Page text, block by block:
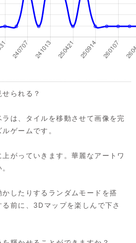
られる？
は、タイルを移動させて画像を完
ゲームです。
がっていきます。華麗なアートワ
したりするランダムモードを搭
前に、3Dマップを楽しんで下さ